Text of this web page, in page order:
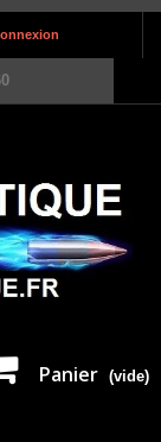
Panier (vide)